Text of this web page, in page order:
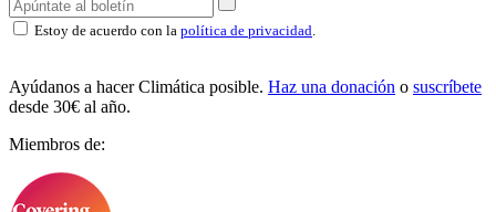
Estoy de acuerdo con la política de privacidad.
Ayúdanos a hacer Climática posible. Haz una donación o suscríbete
desde 30€ al año.
Miembros de: